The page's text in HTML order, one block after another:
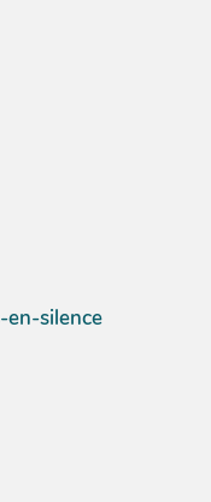
en-silence